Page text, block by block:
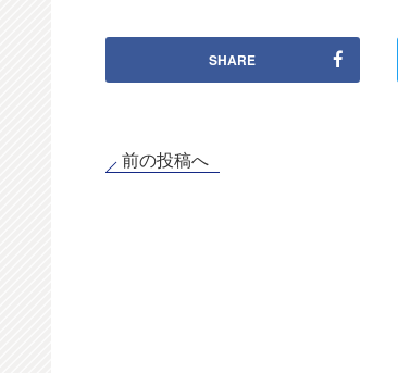
SHARE
前の投稿へ